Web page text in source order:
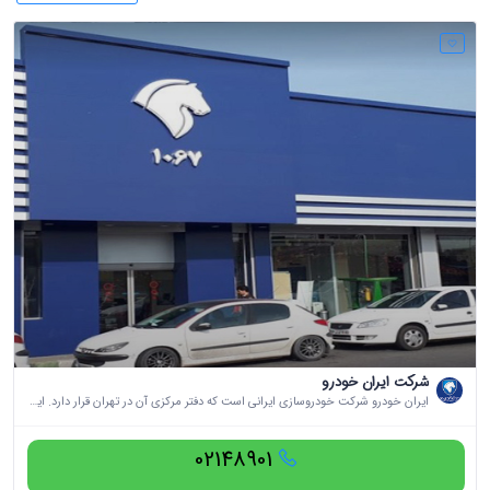
شرکت ایران خودرو
ایران خودرو شرکت خودروسازی ایرانی است که دفتر مرکزی آن در تهران قرار دارد. این شرکت نخست ایران ناسیونال نام داشت و نخستین گروه تولیدات آن، گونه‌ای اتوبوس بود.
02148901